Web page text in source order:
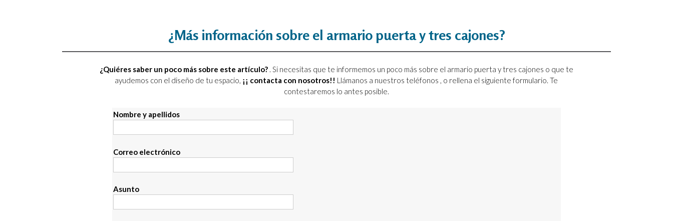
¿Más información sobre el armario puerta y tres cajones?
¿Quiéres saber un poco más sobre este artículo?. Si necesitas que te informemos un poco más sobre el armario puerta y tres cajones o que te
ayudemos con el diseño de tu espacio, ¡¡ contacta con nosotros!! Llámanos a nuestros teléfonos , o rellena el siguiente formulario. Te
contestaremos lo antes posible.
Nombre y apellidos
Correo electrónico
Asunto